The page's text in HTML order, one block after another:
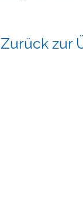
Zurück zur